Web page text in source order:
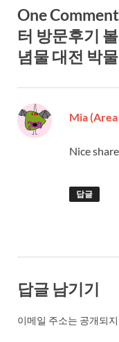
One
터 방문후기
념물 대전 박
Mia (Area
Nice share
답글
답글 남기기
이메일 주소는 공개되